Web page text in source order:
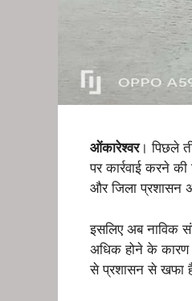
ओंकारेश्वर। पिछले
पर कार्रवाई करने
और जिला प्रशासन
इसलिए अब नाविक
अधिक होने के कारण
से प्रशासन से खफा